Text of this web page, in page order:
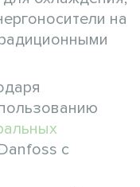
на
с